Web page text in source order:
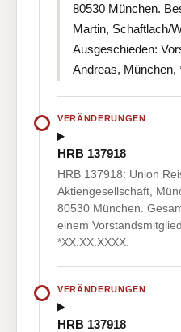
80530 München.
Martin, Schaftlach/
Ausgeschieden:
Andreas, München,
VERÄNDERUNGEN
HRB 137918
HRB 137918: Union
Aktiengesellschaft,
80530 München.
einem
*XX.XX.XXXX.
VERÄNDERUNGEN
HRB 137918